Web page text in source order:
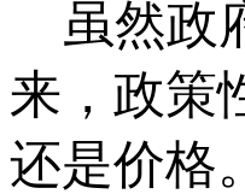
虽然政
来，政策
还是价格